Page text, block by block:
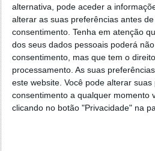
alternativa, pode aceder a
alterar as suas preferências antes
consentimento. Tenha em atenção
dos seus dados pessoais poderá
consentimento, mas que tem o
processamento. As suas
este website. Você pode alterar
consentimento a qualquer momento
clicando no botão "Privacidade" na